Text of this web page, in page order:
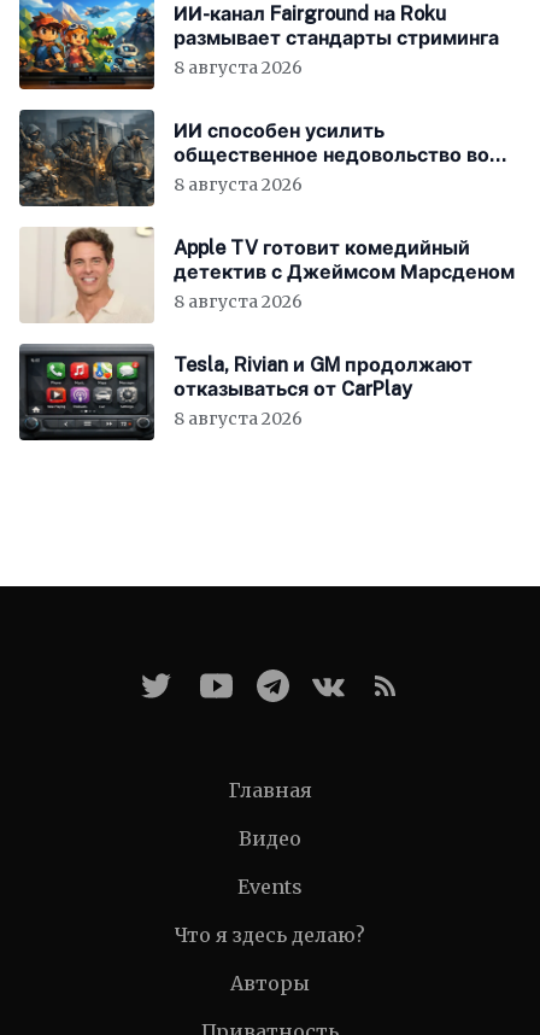
ИИ-канал Fairground на Roku
размывает стандарты стриминга
8 августа 2026
ИИ способен усилить
общественное недовольство во
всём мире
8 августа 2026
Apple TV готовит комедийный
детектив с Джеймсом Марсденом
8 августа 2026
Tesla, Rivian и GM продолжают
отказываться от CarPlay
8 августа 2026
Главная
Видео
Events
Что я здесь делаю?
Авторы